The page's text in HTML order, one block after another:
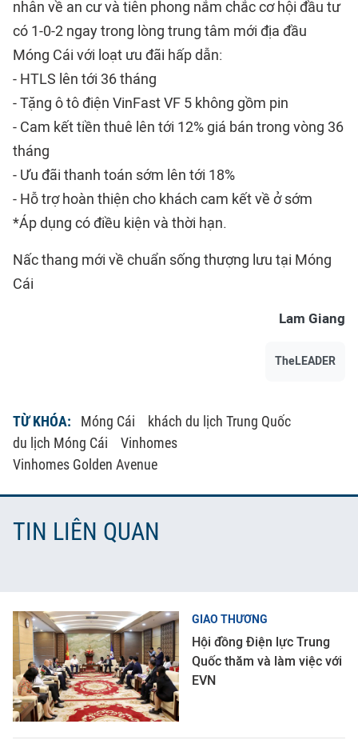
nhân về an cư và tiên phong nắm chắc cơ hội đầu tư
có 1-0-2 ngay trong lòng trung tâm mới địa đầu
Móng Cái với loạt ưu đãi hấp dẫn:
- HTLS lên tới 36 tháng
- Tặng ô tô điện VinFast VF 5 không gồm pin
- Cam kết tiền thuê lên tới 12% giá bán trong vòng 36
tháng
- Ưu đãi thanh toán sớm lên tới 18%
- Hỗ trợ hoàn thiện cho khách cam kết về ở sớm
*Áp dụng có điều kiện và thời hạn.
Nấc thang mới về chuẩn sống thượng lưu tại Móng
Cái
Lam Giang
TheLEADER
TỪ KHÓA: Móng Cái
khách du lịch Trung Quốc
du lịch Móng Cái
Vinhomes
Vinhomes Golden Avenue
TIN LIÊN QUAN
GIAO THƯƠNG
Hội đồng Điện lực Trung
Quốc thăm và làm việc với
EVN